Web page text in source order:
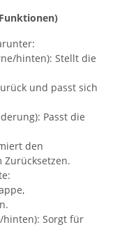
hinten): Stellt die
und passt sich
Passt die
den
hinten): Sorgt für